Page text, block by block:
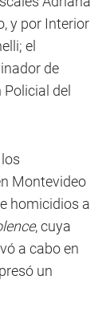
y por Interior
el
de
del
Montevideo
homicidios a
, cuya
a cabo en
un